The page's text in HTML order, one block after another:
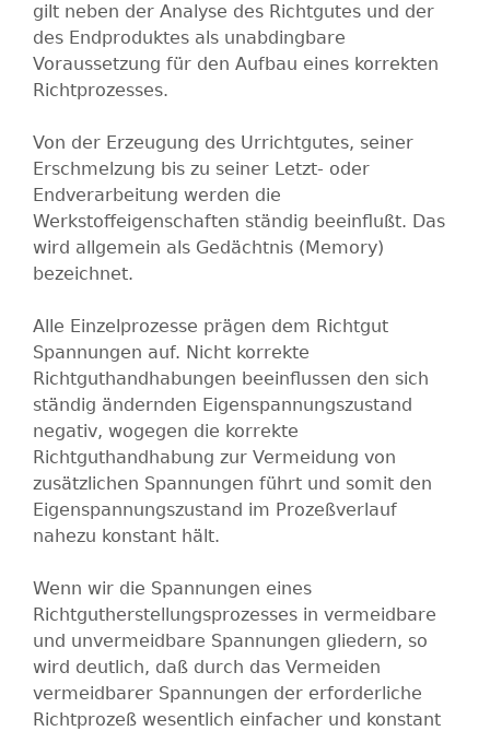
gilt neben der Analyse des Richtgutes und der
des Endproduktes als unabdingbare
Voraussetzung für den Aufbau eines korrekten
Richtprozesses.
Von der Erzeugung des Urrichtgutes, seiner
Erschmelzung bis zu seiner Letzt- oder
Endverarbeitung werden die
Werkstoffeigenschaften ständig beeinflußt. Das
wird allgemein als Gedächtnis (Memory)
bezeichnet.
Alle Einzelprozesse prägen dem Richtgut
Spannungen auf. Nicht korrekte
Richtguthandhabungen beeinflussen den sich
ständig ändernden Eigenspannungszustand
negativ, wogegen die korrekte
Richtguthandhabung zur Vermeidung von
zusätzlichen Spannungen führt und somit den
Eigenspannungszustand im Prozeßverlauf
nahezu konstant hält.
Wenn wir die Spannungen eines
Richtgutherstellungsprozesses in vermeidbare
und unvermeidbare Spannungen gliedern, so
wird deutlich, daß durch das Vermeiden
vermeidbarer Spannungen der erforderliche
Richtprozeß wesentlich einfacher und konstant